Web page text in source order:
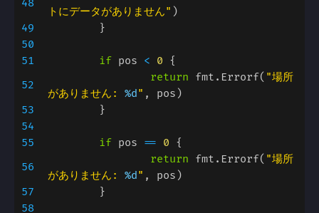
48
トにデータがありません"
49
50
51
if pos < 0
52
return fmt.Errorf( "場所
がありません: %d"
53
54
55
if pos == 0
56
return fmt.Errorf( "場所
がありません: %d"
57
58